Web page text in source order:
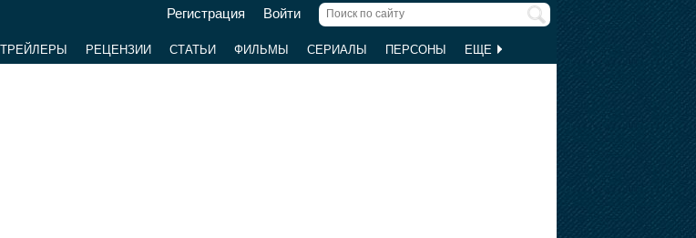
Регистрация Войти
ТРЕЙЛЕРЫ РЕЦЕНЗИИ СТАТЬИ ФИЛЬМЫ СЕРИАЛЫ ПЕРСОНЫ ЕЩЕ